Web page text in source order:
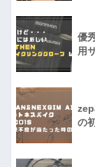
優
用
の